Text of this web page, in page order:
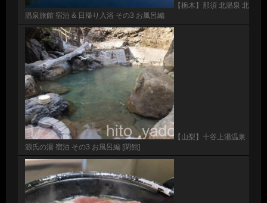
【栃木】那須 北温泉 北
温泉旅館 宿泊 & 日帰り入浴 その3 お風呂編
【山梨】十谷上湯温泉
源氏の湯 宿泊 その3 お風呂編 [閉館]